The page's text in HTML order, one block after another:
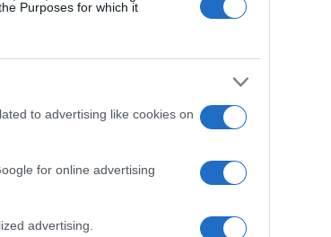
Purposes for which it
to advertising like cookies on
for online advertising
advertising.
europeo, lo que
en la UE
Un retorno
económico.
Crisis migratoria
UE dividida entre
España y las